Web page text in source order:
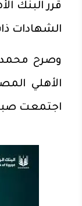
قرر البنك
الشهادات ذات
وصرح محمد
الأهلي
اجتمعت